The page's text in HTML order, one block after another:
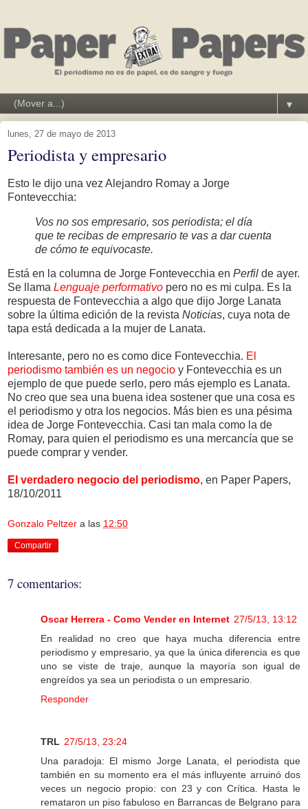
▼
lunes, 27 de mayo de 2013
Periodista y empresario
Esto le dijo una vez Alejandro Romay a Jorge
Fontevecchia:
Vos no sos empresario, sos periodista; el día
que te recibas de empresario te vas a dar cuenta
de cómo te equivocaste.
Está en la columna de Jorge Fontevecchia en Perfil de ayer.
Se llama Lenguaje performativo pero no es mi culpa. Es la
respuesta de Fontevecchia a algo que dijo Jorge Lanata
sobre la última edición de la revista Noticias, cuya nota de
tapa está dedicada a la mujer de Lanata.
Interesante, pero no es como dice Fontevecchia. El
periodismo también es un negocio y Fontevecchia es un
ejemplo de que puede serlo, pero más ejemplo es Lanata.
No creo que sea una buena idea sostener que una cosa es
el periodismo y otra los negocios. Más bien es una pésima
idea de Jorge Fontevecchia. Casi tan mala como la de
Romay, para quien el periodismo es una mercancía que se
puede comprar y vender.
El verdadero negocio del periodismo, en Paper Papers,
18/10/2011
Gonzalo Peltzer a las 12:50
Compartir
7 comentarios:
Oscar Herrera - Como Vender en Internet 27/5/13, 13:12
En realidad no creo que haya mucha diferencia entre
periodismo y empresario, ya que la única diferencia es que
uno se viste de traje, aunque la mayoría son igual de
engreídos ya sea un periodista o un empresario.
Responder
TRL 27/5/13, 23:24
Una paradoja: El mismo Jorge Lanata, el periodista que
también en su momento era el más influyente arruinó dos
veces un negocio propio: con 23 y con Crítica. Hasta le
remataron un piso fabuloso en Barrancas de Belgrano para